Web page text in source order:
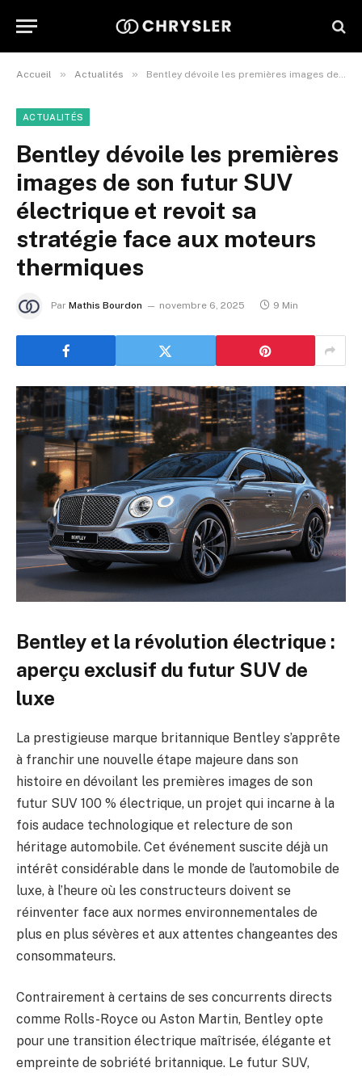
Accueil » Actualités » Bentley dévoile les premières images de son futur SUV électrique et revoit sa stratégie face aux moteurs thermiques
ACTUALITÉS
Bentley dévoile les premières
images de son futur SUV
électrique et revoit sa
stratégie face aux moteurs
thermiques
Par Mathis Bourdon novembre 6, 2025 9 Min
Bentley et la révolution électrique :
aperçu exclusif du futur SUV de
luxe
La prestigieuse marque britannique Bentley s’apprête
à franchir une nouvelle étape majeure dans son
histoire en dévoilant les premières images de son
futur SUV 100 % électrique, un projet qui incarne à la
fois audace technologique et relecture de son
héritage automobile. Cet événement suscite déjà un
intérêt considérable dans le monde de l’automobile de
luxe, à l’heure où les constructeurs doivent se
réinventer face aux normes environnementales de
plus en plus sévères et aux attentes changeantes des
consommateurs.
Contrairement à certains de ses concurrents directs
comme Rolls-Royce ou Aston Martin, Bentley opte
pour une transition électrique maîtrisée, élégante et
empreinte de sobriété britannique. Le futur SUV,